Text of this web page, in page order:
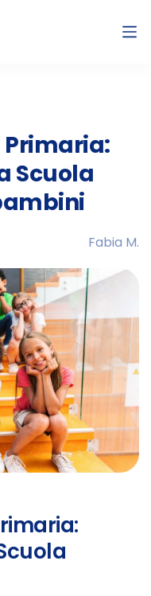
Primaria:
Scuola
Fabia M.